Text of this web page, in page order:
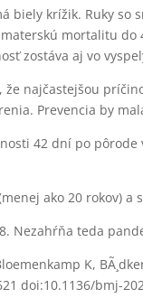
mortalitu
zostáva aj vo
najčastejšou
Prevencia by
42 dní po
ako 20 rokov)
Nezahŕňa teda
K,
doi:10.1136/bmj-